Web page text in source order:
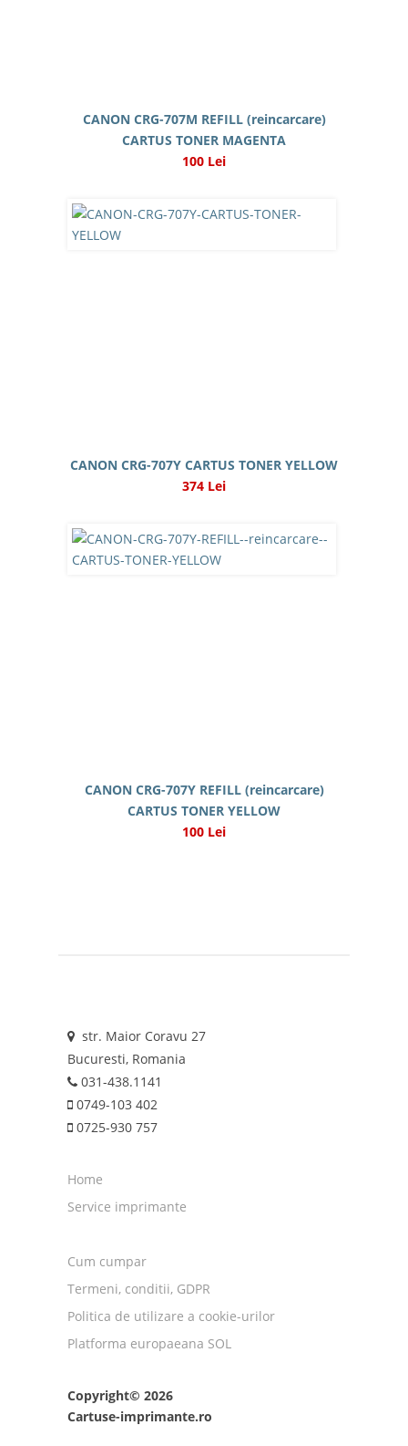
CANON CRG-707M REFILL (reincarcare)
CARTUS TONER MAGENTA
100 Lei
CANON CRG-707Y CARTUS TONER YELLOW
374 Lei
CANON CRG-707Y REFILL (reincarcare)
CARTUS TONER YELLOW
100 Lei
str. Maior Coravu 27
Bucuresti, Romania
031-438.1141
0749-103 402
0725-930 757
Home
Service imprimante
Cum cumpar
Termeni, conditii, GDPR
Politica de utilizare a cookie-urilor
Platforma europaeana SOL
Copyright© 2026
Cartuse-imprimante.ro